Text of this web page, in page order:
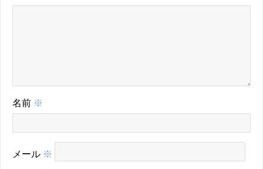
名前 ※
メール ※